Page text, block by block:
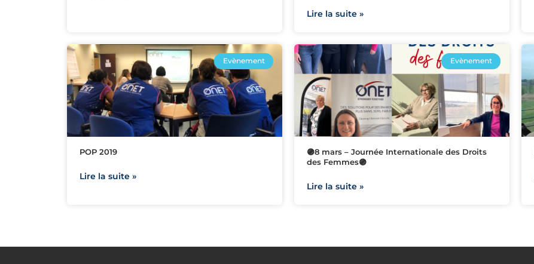
Lire la suite »
Evènement
POP 2019
Lire la suite »
Evènement
🟣8 mars – Journée Internationale des Droits
des Femmes🟣
Lire la suite »